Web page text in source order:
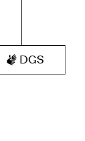
DGS